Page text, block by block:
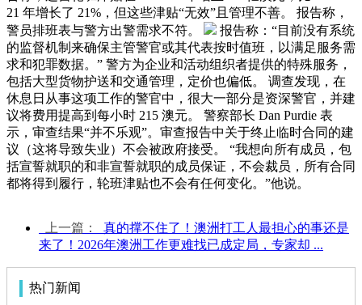
21 年增长了 21%，但这些津贴“无效”且管理不善。 报告称，
警员排班表与警方出警需求不符。
报告称：“目前没有系统
的监督机制来确保主管警官或其代表按时值班，以满足服务需
求和犯罪数据。” 警方为企业和活动组织者提供的特殊服务，
包括大型货物护送和交通管理，定价也偏低。 调查发现，在
休息日从事这项工作的警官中，很大一部分是资深警官，并建
议将费用提高到每小时 215 澳元。 警察部长 Dan Purdie 表
示，审查结果“并不乐观”。审查报告中关于终止临时合同的建
议（这将导致失业）不会被政府接受。 “我想向所有成员，包
括宣誓就职的和非宣誓就职的成员保证，不会裁员，所有合同
都将得到履行，轮班津贴也不会有任何变化。”他说。
上一篇：
真的撑不住了！澳洲打工人最担心的事还是
来了！2026年澳洲工作更难找已成定局，专家却 ...
热门新闻